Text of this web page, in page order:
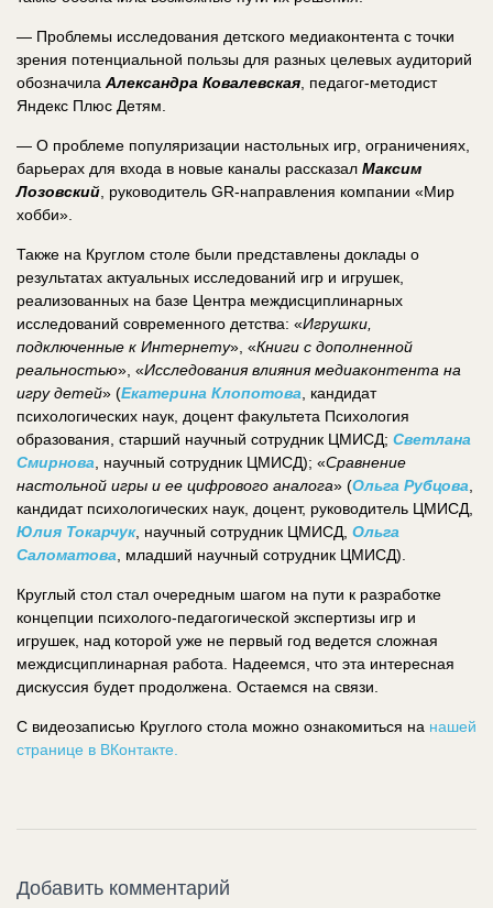
— Проблемы исследования детского медиаконтента с точки
зрения потенциальной пользы для разных целевых аудиторий
обозначила Александра Ковалевская, педагог-методист
Яндекс Плюс Детям.
— О проблеме популяризации настольных игр, ограничениях,
барьерах для входа в новые каналы рассказал Максим
Лозовский, руководитель GR-направления компании «Мир
хобби».
Также на Круглом столе были представлены доклады о
результатах актуальных исследований игр и игрушек,
реализованных на базе Центра междисциплинарных
исследований современного детства: «Игрушки,
подключенные к Интернету», «Книги с дополненной
реальностью», «Исследования влияния медиаконтента на
игру детей» (Екатерина Клопотова, кандидат
психологических наук, доцент факультета Психология
образования, старший научный сотрудник ЦМИСД; Светлана
Смирнова, научный сотрудник ЦМИСД); «Сравнение
настольной игры и ее цифрового аналога» (Ольга Рубцова,
кандидат психологических наук, доцент, руководитель ЦМИСД,
Юлия Токарчук, научный сотрудник ЦМИСД, Ольга
Саломатова, младший научный сотрудник ЦМИСД).
Круглый стол стал очередным шагом на пути к разработке
концепции психолого-педагогической экспертизы игр и
игрушек, над которой уже не первый год ведется сложная
междисциплинарная работа. Надеемся, что эта интересная
дискуссия будет продолжена. Остаемся на связи.
С видеозаписью Круглого стола можно ознакомиться на нашей
странице в ВКонтакте.
Добавить комментарий